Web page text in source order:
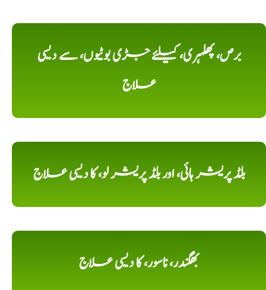
برص، پھلہری، کیلئے جڑی بوٹیوں، سے دیسی
علاج
بلڈ پریشر ہائی، اور بلڈ پریشر لو، کا دیسی علاج
بھگندر، ناسور، کا دیسی علاج